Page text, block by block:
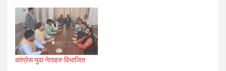
कांग्रेस युवा नेताहरु विभाजित